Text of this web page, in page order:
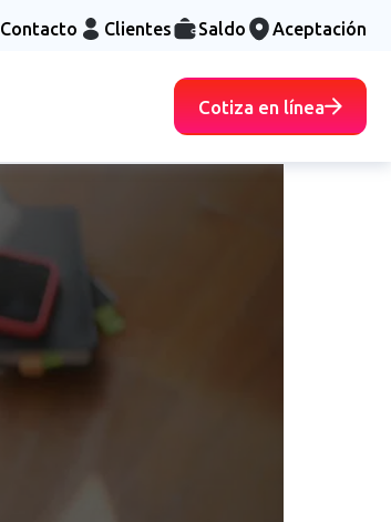
Contacto Clientes Saldo Aceptación
Cotiza en línea